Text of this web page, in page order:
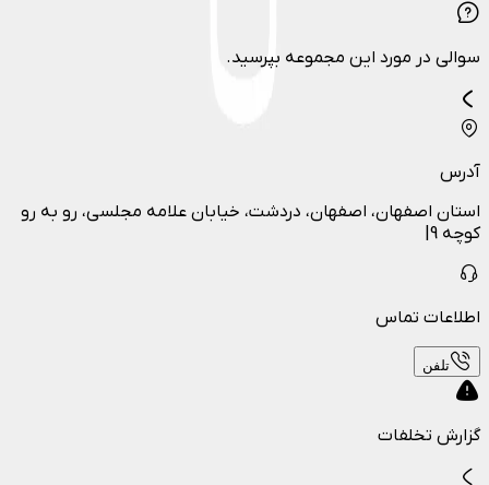
سوالی در مورد این مجموعه بپرسید.
آدرس
استان اصفهان، اصفهان، دردشت، خیابان علامه مجلسی، رو به رو
کوچه 9|
اطلاعات تماس
تلفن
گزارش تخلفات